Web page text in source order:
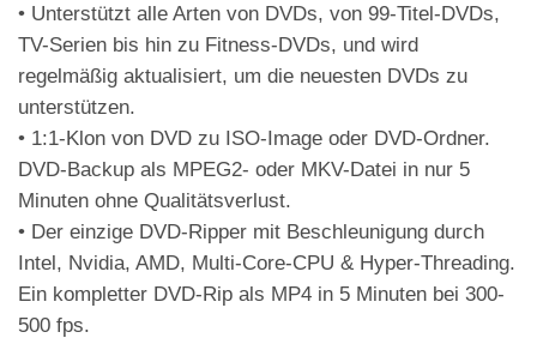
• Unterstützt alle Arten von DVDs, von 99-Titel-DVDs,
TV-Serien bis hin zu Fitness-DVDs, und wird
regelmäßig aktualisiert, um die neuesten DVDs zu
unterstützen.
• 1:1-Klon von DVD zu ISO-Image oder DVD-Ordner.
DVD-Backup als MPEG2- oder MKV-Datei in nur 5
Minuten ohne Qualitätsverlust.
• Der einzige DVD-Ripper mit Beschleunigung durch
Intel, Nvidia, AMD, Multi-Core-CPU & Hyper-Threading.
Ein kompletter DVD-Rip als MP4 in 5 Minuten bei 300-
500 fps.